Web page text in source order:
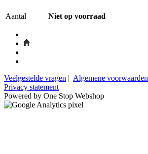
Aantal Niet op voorraad
Veelgestelde vragen | Algemene voorwaarden
Privacy statement
Powered by One Stop Webshop